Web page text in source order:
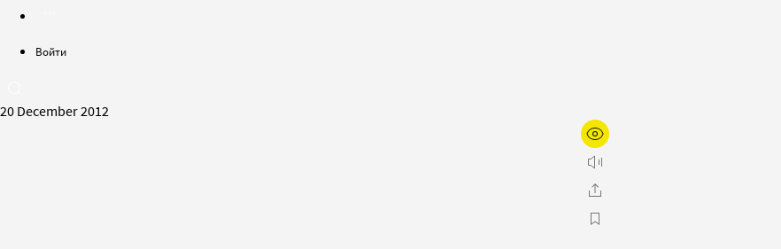
Войти
20 December 2012